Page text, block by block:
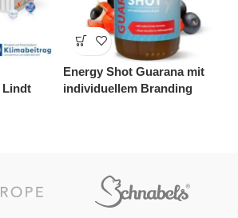
Weihnachtshaus
Adventskalender Lindt